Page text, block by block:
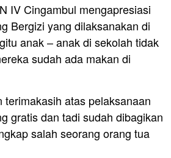
IV Cingambul mengapresiasi
Bergizi yang dilaksanakan di
anak – anak di sekolah tidak
sudah ada makan di
terimakasih atas pelaksanaan
gratis dan tadi sudah dibagikan
salah seorang orang tua